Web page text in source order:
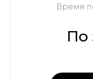
Время
По